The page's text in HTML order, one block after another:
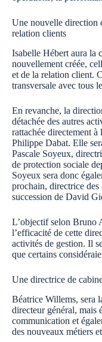
Une nouvelle direction
relation clients
Isabelle Hébert aura la
nouvellement créée,
et de la relation client.
transversale avec tous
En revanche, la
détachée des autres
rattachée directement
Philippe Dabat. Elle
Pascale Soyeux,
de protection sociale
Soyeux sera donc
prochain, directrice des
succession de David
L’objectif selon Bruno
l’efficacité de cette
activités de gestion. Il
que certains
Une directrice de
Béatrice Willems, sera
directeur général, mais
communication et
des nouveaux métiers